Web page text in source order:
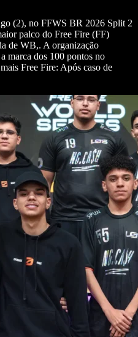
(2), no FFWS BR 2026 Split 2
palco do Free Fire (FF)
de WB,. A organização
marca dos 100 pontos no
Free Fire: Após caso de